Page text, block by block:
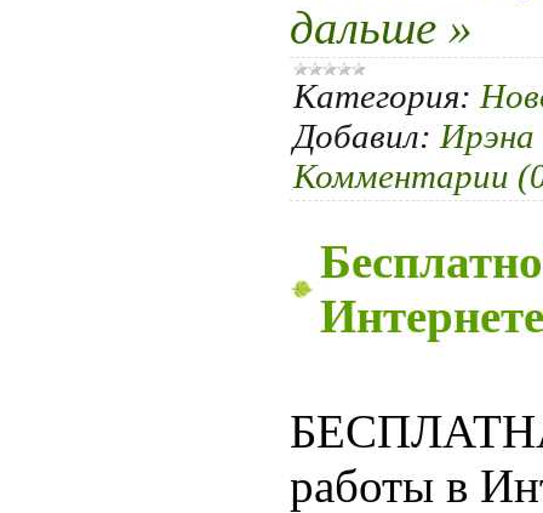
дальше »
Категория:
Добавил: Ирэна
Комментарии
работы в